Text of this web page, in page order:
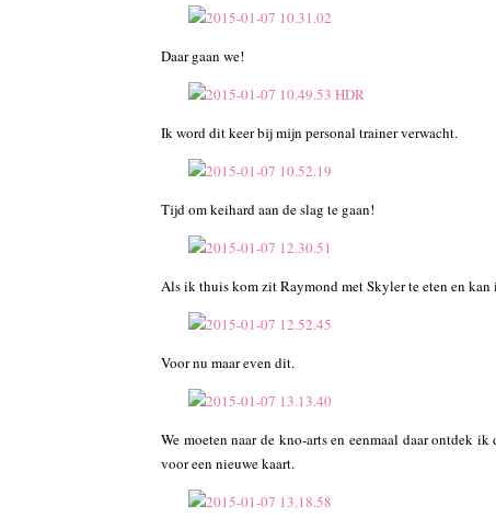
Daar gaan we!
Ik word dit keer bij mijn personal trainer verwacht.
Tijd om keihard aan de slag te gaan!
Als ik thuis kom zit Raymond met Skyler te eten en
Voor nu maar even dit.
We moeten naar de kno-arts en eenmaal daar ontdek
voor een nieuwe kaart.